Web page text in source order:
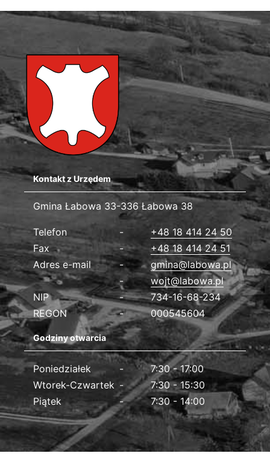
Kontakt z Urzędem
Gmina Łabowa
Gmina Łabowa 33-336 Łabowa 38
Dane kontaktowe
Telefon
+48 18 414 24 50
Fax
+48 18 414 24 51
Adres e-mail
gmina@labowa.pl
wojt@labowa.pl
NIP
734-16-68-234
REGON
000545604
Godziny otwarcia
Poniedziałek
7:30 - 17:00
Wtorek-Czwartek
7:30 - 15:30
Piątek
7:30 - 14:00